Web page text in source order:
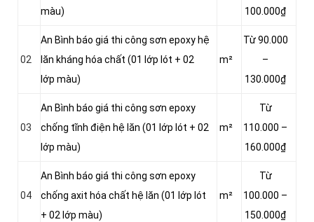
màu)
100.000₫
02
An Bình báo giá thi công sơn epoxy hệ
lăn kháng hóa chất (01 lớp lót + 02
lớp màu)
m²
Từ 90.000
–
130.000₫
03
An Bình báo giá thi công sơn epoxy
chống tĩnh điện hệ lăn (01 lớp lót + 02
lớp màu)
m²
Từ
110.000 –
160.000₫
04
An Bình báo giá thi công sơn epoxy
chống axit hóa chất hệ lăn (01 lớp lót
+ 02 lớp màu)
m²
Từ
100.000 –
150.000₫